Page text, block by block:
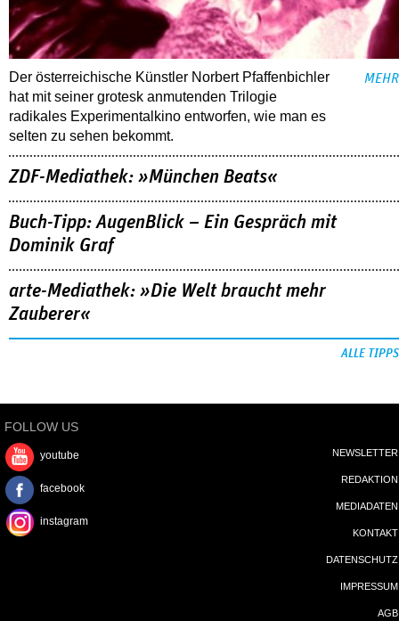
Der österreichische Künstler Norbert Pfaffenbichler
hat mit seiner grotesk anmutenden Trilogie
radikales Experimentalkino entworfen, wie man es
selten zu sehen bekommt.
MEHR
ZDF-Mediathek: »München Beats«
Buch-Tipp: AugenBlick – Ein Gespräch mit
Dominik Graf
arte-Mediathek: »Die Welt braucht mehr
Zauberer«
ALLE TIPPS
FOLLOW US
youtube
facebook
instagram
NEWSLETTER
REDAKTION
MEDIADATEN
KONTAKT
DATENSCHUTZ
IMPRESSUM
AGB